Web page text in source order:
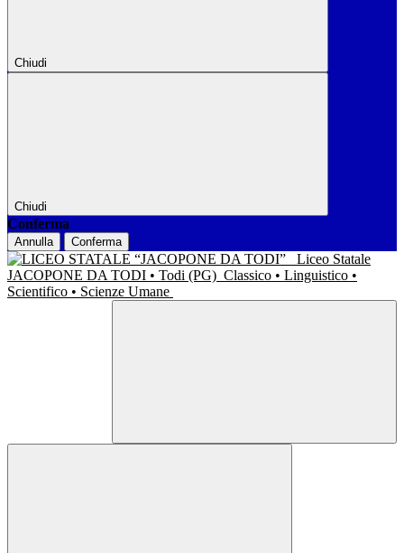
Chiudi
Chiudi
Conferma
Annulla Conferma
Liceo Statale
JACOPONE DA TODI • Todi (PG) Classico • Linguistico •
Scientifico • Scienze Umane